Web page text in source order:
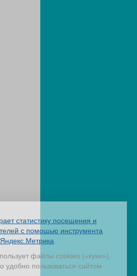
статистику посещения и
с помощью инструмента
файлы cookies («куки»),
удобно пользоваться сайтом